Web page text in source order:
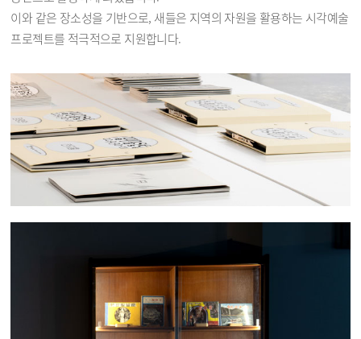
이와 같은 장소성을 기반으로, 새들은 지역의 자원을 활용하는 시각예술
프로젝트를 적극적으로 지원합니다.